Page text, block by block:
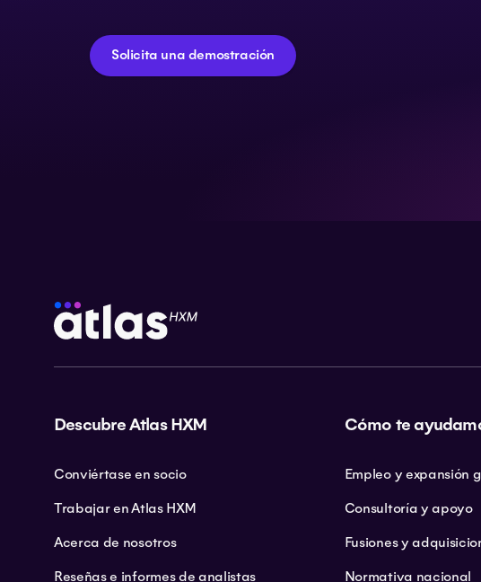
Solicita una demostración
Descubre Atlas HXM
Conviértase en socio
Trabajar en Atlas HXM
Acerca de nosotros
Reseñas e informes de analistas
Cómo te
Empleo y expansión
Consultoría y apoyo
Fusiones y
Normativa nacional